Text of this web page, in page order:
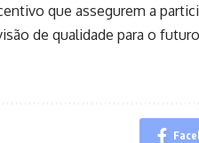
que assegurem a
de qualidade para o